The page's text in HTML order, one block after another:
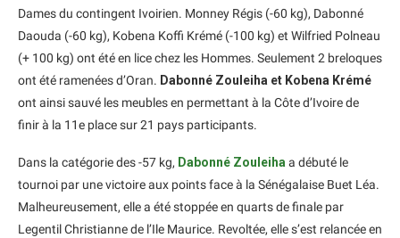
Dames du contingent Ivoirien. Monney Régis (-60 kg), Dabonné
Daouda (-60 kg), Kobena Koffi Krémé (-100 kg) et Wilfried Polneau
(+ 100 kg) ont été en lice chez les Hommes. Seulement 2 breloques
ont été ramenées d’Oran. Dabonné Zouleiha et Kobena Krémé
ont ainsi sauvé les meubles en permettant à la Côte d’Ivoire de
finir à la 11e place sur 21 pays participants.
Dans la catégorie des -57 kg, Dabonné Zouleiha a débuté le
tournoi par une victoire aux points face à la Sénégalaise Buet Léa.
Malheureusement, elle a été stoppée en quarts de finale par
Legentil Christianne de l’Ile Maurice. Revoltée, elle s’est relancée en